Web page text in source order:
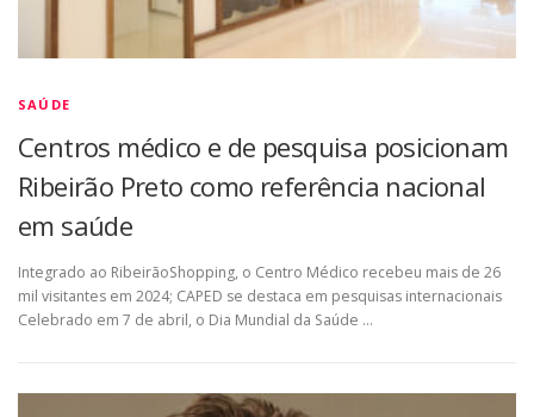
SAÚDE
Centros médico e de pesquisa posicionam
Ribeirão Preto como referência nacional
em saúde
Integrado ao RibeirãoShopping, o Centro Médico recebeu mais de 26
mil visitantes em 2024; CAPED se destaca em pesquisas internacionais
Celebrado em 7 de abril, o Dia Mundial da Saúde …